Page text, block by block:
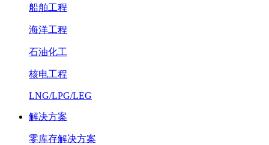
船舶工程
海洋工程
石油化工
核电工程
LNG/LPG/LEG
解决方案
零库存解决方案